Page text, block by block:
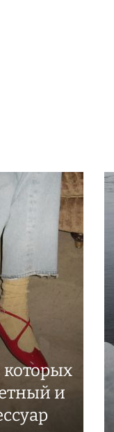
которых
и